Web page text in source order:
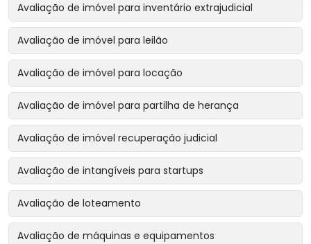
Avaliação de imóvel para inventário extrajudicial
Avaliação de imóvel para leilão
Avaliação de imóvel para locação
Avaliação de imóvel para partilha de herança
Avaliação de imóvel recuperação judicial
Avaliação de intangíveis para startups
Avaliação de loteamento
Avaliação de máquinas e equipamentos